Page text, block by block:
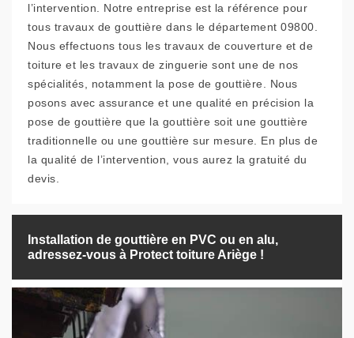
l’intervention. Notre entreprise est la référence pour
tous travaux de gouttière dans le département 09800.
Nous effectuons tous les travaux de couverture et de
toiture et les travaux de zinguerie sont une de nos
spécialités, notamment la pose de gouttière. Nous
posons avec assurance et une qualité en précision la
pose de gouttière que la gouttière soit une gouttière
traditionnelle ou une gouttière sur mesure. En plus de
la qualité de l’intervention, vous aurez la gratuité du
devis.
Installation de gouttière en PVC ou en alu,
adressez-vous à Protect toiture Ariège !